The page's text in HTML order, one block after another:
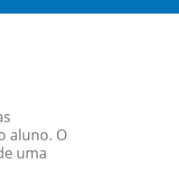
aluno. O
uma